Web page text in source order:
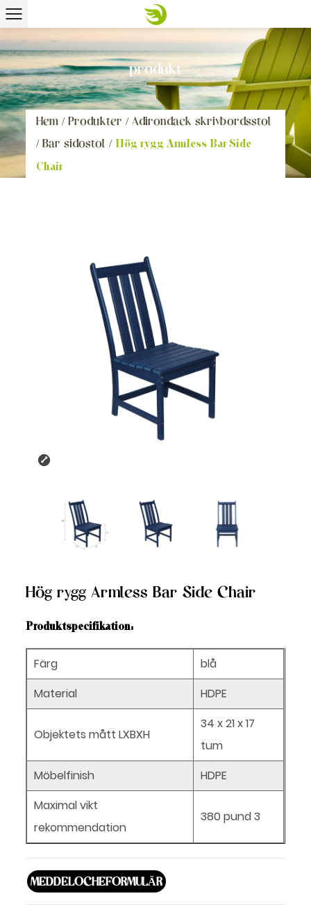
produkt
Hem /Produkter / Adirondack skrivbordsstol
/Bar sidostol / Hög rygg Armless Bar Side
Chair
Hög rygg Armless Bar Side Chair
Produktspecifikation:
Färg
blå
Material
HDPE
Objektets mått LXBXH
34x21x17
tum
Möbelfinish
HDPE
Maximal vikt
rekommendation
380 pund 3
MEDDELOCHEFORMULÄR